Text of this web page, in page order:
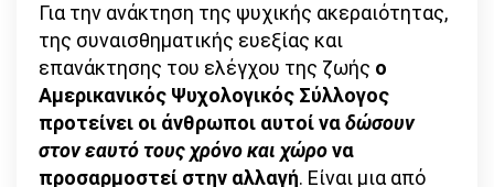
Για την ανάκτηση της ψυχικής ακεραιότητας,
της συναισθηματικής ευεξίας και
επανάκτησης του ελέγχου της ζωής ο
Αμερικανικός Ψυχολογικός Σύλλογος
προτείνει οι άνθρωποι αυτοί ναδώσουν
στον εαυτό τους χρόνο και χώρονα
προσαρμοστεί στην αλλαγή. Είναι μια από